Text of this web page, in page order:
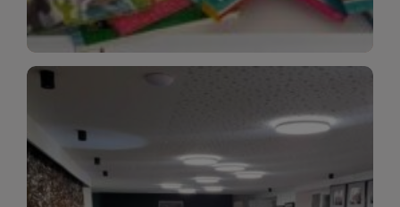
świata literatury!
WIĘCEJ